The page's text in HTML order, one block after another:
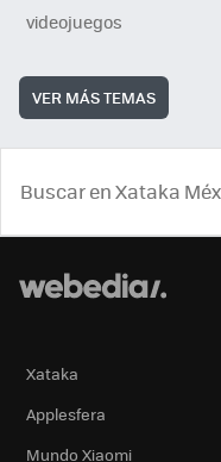
videojuegos
VER MÁS TEMAS
Xataka
Applesfera
Mundo Xiaomi